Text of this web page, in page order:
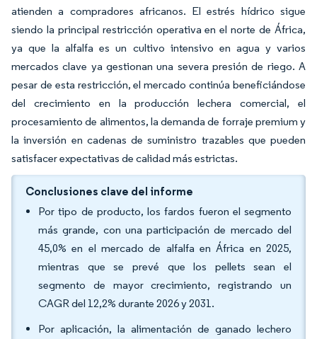
atienden a compradores africanos. El estrés hídrico sigue
siendo la principal restricción operativa en el norte de África,
ya que la alfalfa es un cultivo intensivo en agua y varios
mercados clave ya gestionan una severa presión de riego. A
pesar de esta restricción, el mercado continúa beneficiándose
del crecimiento en la producción lechera comercial, el
procesamiento de alimentos, la demanda de forraje premium y
la inversión en cadenas de suministro trazables que pueden
satisfacer expectativas de calidad más estrictas.
Conclusiones clave del informe
Por tipo de producto, los fardos fueron el segmento
más grande, con una participación de mercado del
45,0% en el mercado de alfalfa en África en 2025,
mientras que se prevé que los pellets sean el
segmento de mayor crecimiento, registrando un
CAGR del 12,2% durante 2026 y 2031.
Por aplicación, la alimentación de ganado lechero